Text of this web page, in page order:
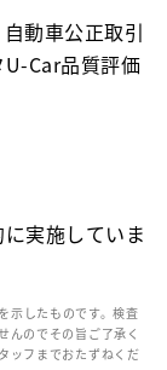
動車公正取引
Car品質評価
実施していま
示したものです。検査
んのでその旨ご了承く
ッフまでおたずねくだ